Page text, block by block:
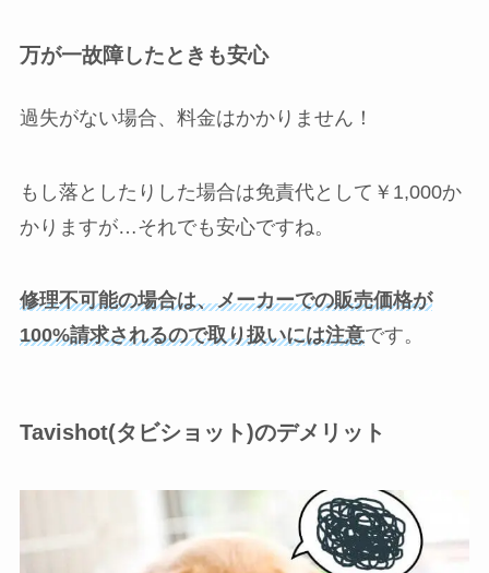
万が一故障したときも安心
過失がない場合、料金はかかりません！
もし落としたりした場合は免責代として￥1,000か
かりますが…それでも安心ですね。
修理不可能の場合は、メーカーでの販売価格が
100%請求されるので取り扱いには注意です。
Tavishot(タビショット)のデメリット